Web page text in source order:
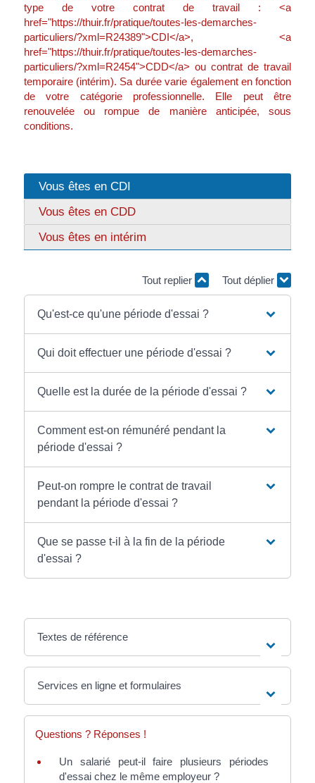
type de votre contrat de travail : <a
href="https://thuir.fr/pratique/toutes-les-demarches-
particuliers/?xml=R24389">CDI</a>, <a
href="https://thuir.fr/pratique/toutes-les-demarches-
particuliers/?xml=R2454">CDD</a> ou contrat de travail
temporaire (intérim). Sa durée varie également en fonction
de votre catégorie professionnelle. Elle peut être
renouvelée ou rompue de manière anticipée, sous
conditions.
Vous êtes en CDI
Vous êtes en CDD
Vous êtes en intérim
Tout replier Tout déplier
Qu'est-ce qu'une période d'essai ?
Qui doit effectuer une période d'essai ?
Quelle est la durée de la période d'essai ?
Comment est-on rémunéré pendant la
période d'essai ?
Peut-on rompre le contrat de travail
pendant la période d'essai ?
Que se passe t-il à la fin de la période
d'essai ?
Textes de référence
Services en ligne et formulaires
Questions ? Réponses !
Un salarié peut-il faire plusieurs périodes
d'essai chez le même employeur ?